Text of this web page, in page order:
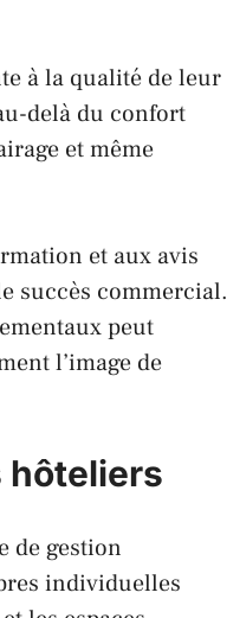
à la qualité de leur
delà du confort
et même
et aux avis
succès commercial.
peut
l’image de
hôteliers
de gestion
individuelles